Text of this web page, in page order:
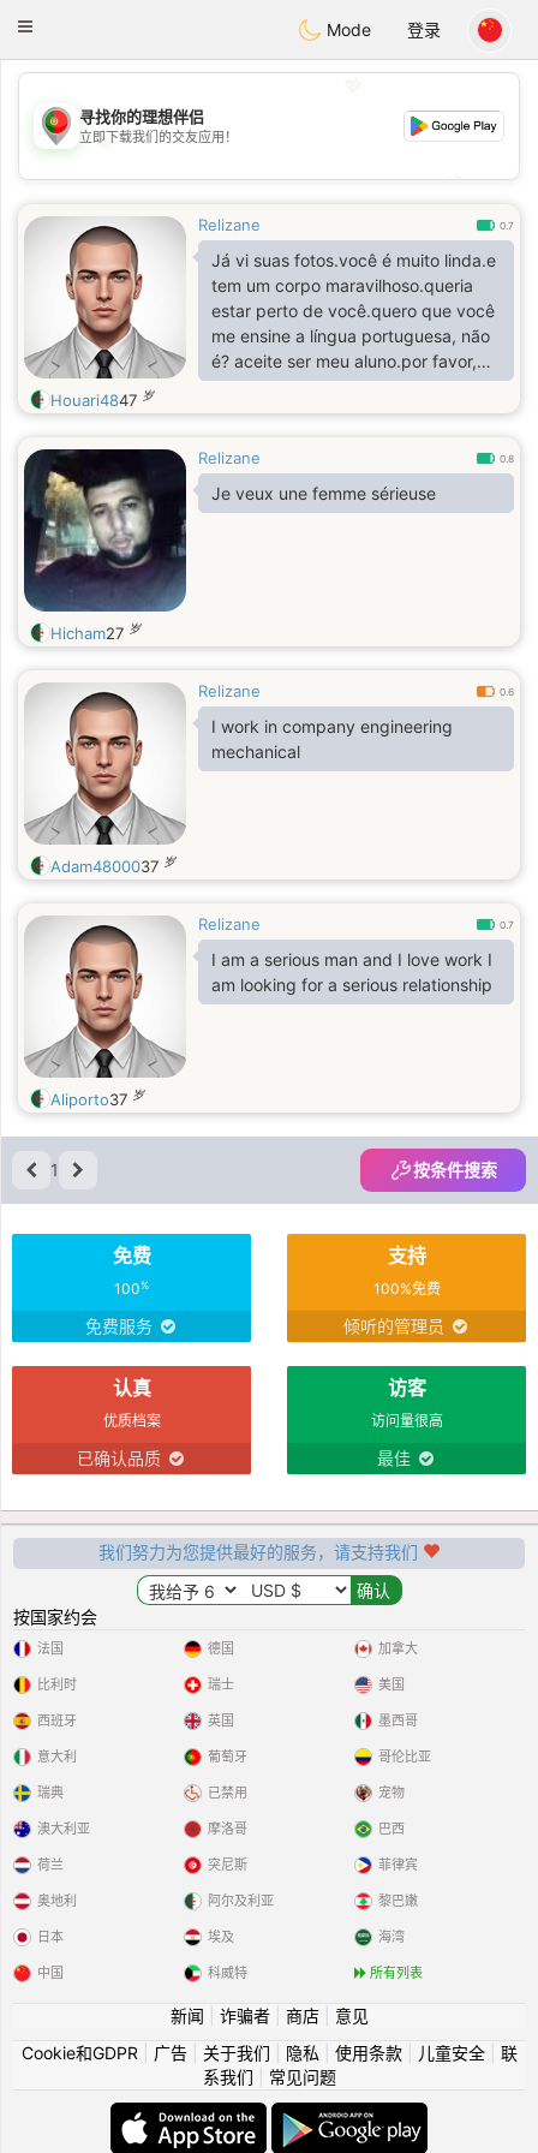
Portugues
Toggle
Mode 登录
💖
💕
寻找你的理想伴侣
立即下载我们的交友应用！
Relizane 0.7
Já vi suas fotos.você é muito linda.e
tem um corpo maravilhoso.queria
estar perto de você.quero que você
me ensine a língua portuguesa, não
é? aceite ser meu aluno.por favor,
não me rejeite.. Ajude-me, por favor
Houari4847 岁
Relizane 0.8
Je veux une femme sérieuse
Hicham27 岁
Relizane 0.6
I work in company engineering
mechanical
Adam4800037 岁
Relizane 0.7
I am a serious man and I love work I
am looking for a serious relationship
Aliporto37 岁
1 按条件搜索
免费
100%
免费服务
支持
100%免费
倾听的管理员
认真
优质档案
已确认品质
访客
访问量很高
最佳
我们努力为您提供最好的服务，请支持我们
按国家约会
法国
比利时
西班牙
意大利
瑞典
德国
瑞士
英国
葡萄牙
已禁用
加拿大
美国
墨西哥
哥伦比亚
宠物
澳大利亚
荷兰
奥地利
日本
中国
摩洛哥
突尼斯
阿尔及利亚
埃及
科威特
巴西
菲律宾
黎巴嫩
海湾
所有列表
新闻 诈骗者| 商店| 意见
Cookie和GDPR
广告| 关于我们 隐私 使用条款| 儿童安全| 联
系我们
常见问题